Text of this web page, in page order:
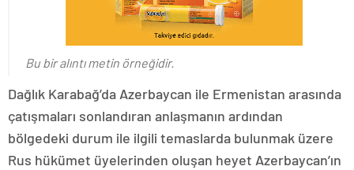
Bu bir alıntı metin örneğidir.
Dağlık Karabağ’da Azerbaycan ile Ermenistan arasında
çatışmaları sonlandıran anlaşmanın ardından
bölgedeki durum ile ilgili temaslarda bulunmak üzere
Rus hükümet üyelerinden oluşan heyet Azerbaycan’ın